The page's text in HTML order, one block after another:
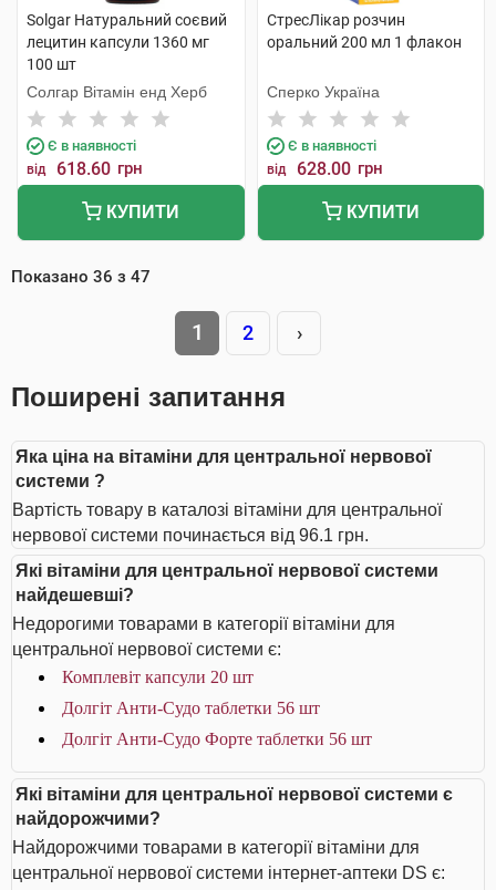
Solgar Натуральний соєвий
лецитин капсули 1360 мг
100 шт
Солгар Вітамін енд Херб
Є в наявності
від 618.60 грн
КУПИТИ
СтресЛікар розчин
оральний 200 мл 1 флакон
Сперко Україна
Є в наявності
від 628.00 грн
КУПИТИ
Показано 36 з 47
1 2 ›
Поширені запитання
Яка ціна на вітаміни для центральної нервової
системи ?
Вартість товару в каталозі вітаміни для центральної
нервової системи починається від 96.1 грн.
Які вітаміни для центральної нервової системи
найдешевші?
Недорогими товарами в категорії вітаміни для
центральної нервової системи є:
Комплевіт капсули 20 шт
Долгіт Анти-Судо таблетки 56 шт
Долгіт Анти-Судо Форте таблетки 56 шт
Які вітаміни для центральної нервової системи є
найдорожчими?
Найдорожчими товарами в категорії вітаміни для
центральної нервової системи інтернет-аптеки DS є: